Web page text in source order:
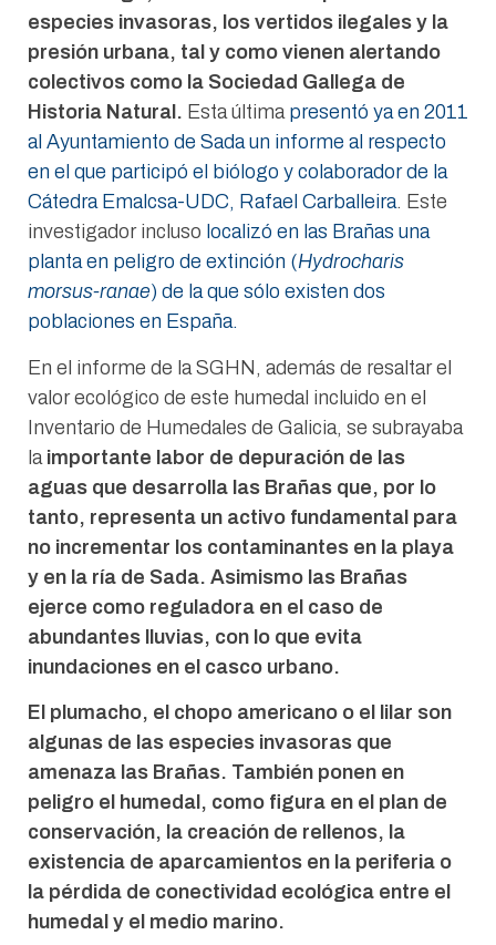
especies invasoras, los vertidos ilegales y la
presión urbana, tal y como vienen alertando
colectivos como la Sociedad Gallega de
Historia Natural. Esta última presentó ya en 2011
al Ayuntamiento de Sada un informe al respecto
en el que participó el biólogo y colaborador de la
Cátedra Emalcsa-UDC, Rafael Carballeira. Este
investigador incluso localizó en las Brañas una
planta en peligro de extinción (Hydrocharis
morsus-ranae) de la que sólo existen dos
poblaciones en España.
En el informe de la SGHN, además de resaltar el
valor ecológico de este humedal incluido en el
Inventario de Humedales de Galicia, se subrayaba
la importante labor de depuración de las
aguas que desarrolla las Brañas que, por lo
tanto, representa un activo fundamental para
no incrementar los contaminantes en la playa
y en la ría de Sada. Asimismo las Brañas
ejerce como reguladora en el caso de
abundantes lluvias, con lo que evita
inundaciones en el casco urbano.
El plumacho, el chopo americano o el lilar son
algunas de las especies invasoras que
amenaza las Brañas. También ponen en
peligro el humedal, como figura en el plan de
conservación, la creación de rellenos, la
existencia de aparcamientos en la periferia o
la pérdida de conectividad ecológica entre el
humedal y el medio marino.